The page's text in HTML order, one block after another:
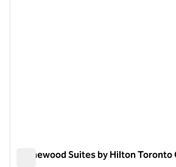
Homewood Suites by Hilton Toronto